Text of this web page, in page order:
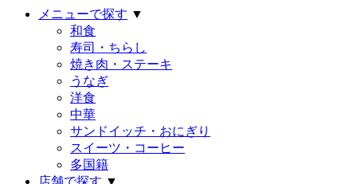
メニューで探す ▼
和食
寿司・ちらし
焼き肉・ステーキ
うなぎ
洋食
中華
サンドイッチ・おにぎり
スイーツ・コーヒー
多国籍
店舗で探す ▼